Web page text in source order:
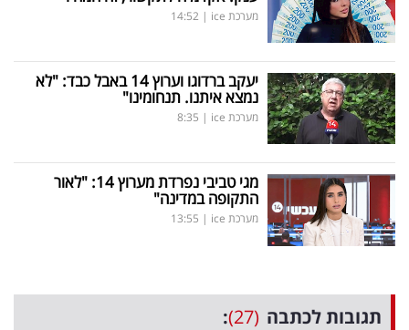
מערכת ice |
14:52
יעקב ברדוגו וערוץ 14 באבל כבד: "לא
נמצא איתנו. תנחומינו"
מערכת ice |
8:35
מגי טביבי נפרדת מערוץ 14: "לאור
התקופה במדינה"
מערכת ice |
13:55
תגובות לכתבה (27)
: